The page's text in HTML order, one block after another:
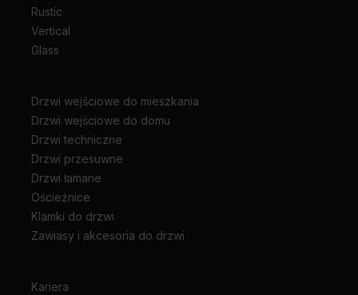
Rustic
Vertical
Glass
Drzwi wejściowe do mieszkania
Drzwi wejściowe do domu
Drzwi techniczne
Drzwi przesuwne
Drzwi łamane
Ościeżnice
Klamki do drzwi
Zawiasy i akcesoria do drzwi
Kariera